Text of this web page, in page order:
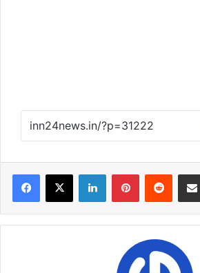
Facebook
X LinkedInPinterestReddit